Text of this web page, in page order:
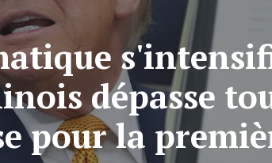
dépasse
pour la